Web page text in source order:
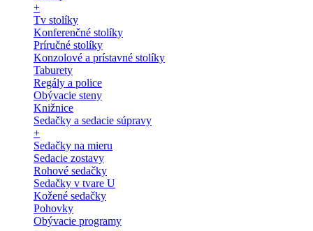
+
Tv stolíky
Konferenčné stolíky
Príručné stolíky
Konzolové a prístavné stolíky
Taburety
Regály a police
Obývacie steny
Knižnice
Sedačky a sedacie súpravy
+
Sedačky na mieru
Sedacie zostavy
Rohové sedačky
Sedačky v tvare U
Kožené sedačky
Pohovky
Obývacie programy